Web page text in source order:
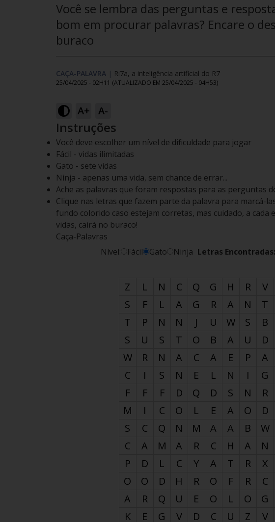
Você se lembra das perguntas e
bom em procurar palavras? Encare o
buraco
CAÇA-PALAVRA | Ri7a, a inteligência artificial do R7
25/04/2025 - 02H11 (ATUALIZADO EM 25/04/2025 - 04H53)
A+ A-
Instruções
Você deve escolher um nível de dificuldade para jogar
Fácil - vidas ilimitadas
Gato - sete vidas
Ninja - apenas uma vida, sem chance de errar...
Ache as palavras que foram respostas para as perguntas
Clique nas letras que fazem parte da palavra para marcá-
fundo colorido caso estejam corretas, mas cuidado, a cada
vidas, cairá no buraco!
Caça-Palavras
Nível:
Fácil Gato Ninja Letras Encontradas:
Z L N C Q G H R V
S
F L A G R A N T
T
P N N J U W S B
S
U S T O B A U D
W
R N A C A E P A
C
I S N E L N I G
F
F F D Q D S N R
M
I C O L E A O D
S
C Q N M A A B W
C
A M A R C H A N
P
D L C Y A T R X
O
O D H R O F R C
A
R Q U E O L O G
K
E G V D C U Z V